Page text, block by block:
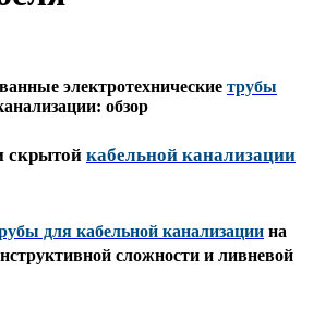
электротехнические трубы
обзор
скрытой кабельной канализации
для кабельной канализации на
сложности и ливневой